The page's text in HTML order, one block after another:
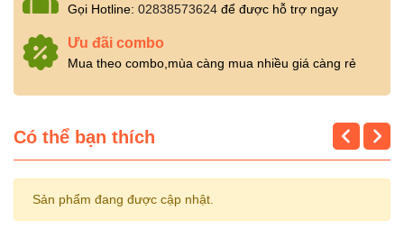
Gọi Hotline: 02838573624 để được hỗ trợ ngay
Ưu đãi combo
Mua theo combo,mùa càng mua nhiều giá càng rẻ
Có thể bạn thích
Sản phẩm đang được cập nhật.